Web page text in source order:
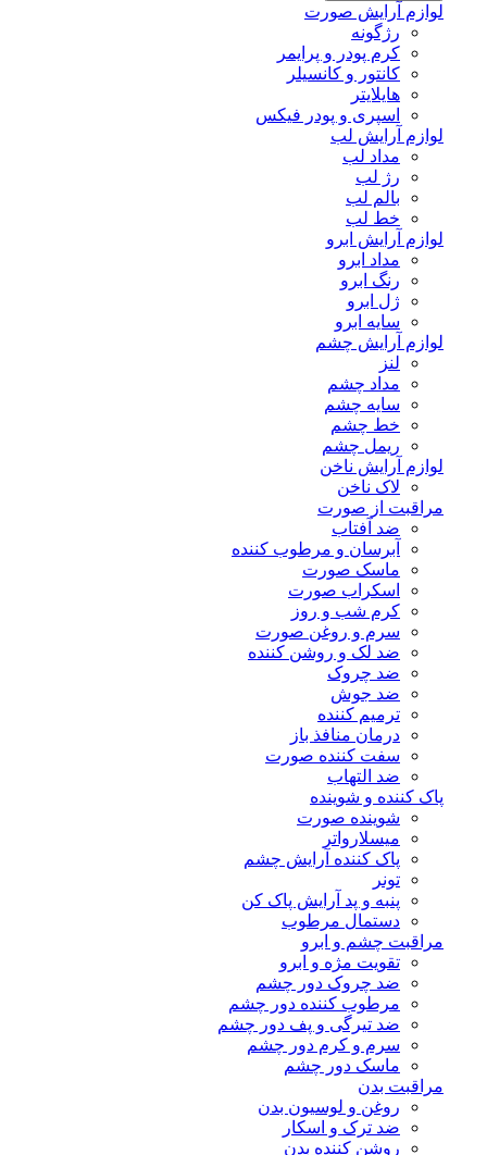
لوازم آرایش صورت
رژگونه
کرم پودر و پرایمر
کانتور و کانسیلر
هایلایتر
اسپری و پودر فیکس
لوازم آرایش لب
مداد لب
رژ لب
بالم لب
خط لب
لوازم آرایش ابرو
مداد ابرو
رنگ ابرو
ژل ابرو
سایه ابرو
لوازم آرایش چشم
لنز
مداد چشم
سایه چشم
خط چشم
ریمل چشم
لوازم آرایش ناخن
لاک ناخن
مراقبت از صورت
ضد آفتاب
آبرسان و مرطوب کننده
ماسک صورت
اسکراب صورت
کرم شب و روز
سرم و روغن صورت
ضد لک و روشن کننده
ضد چروک
ضد جوش
ترمیم کننده
درمان منافذ باز
سفت کننده صورت
ضد التهاب
پاک کننده و شوینده
شوینده صورت
میسلارواتر
پاک کننده آرایش چشم
تونر
پنبه و پد آرایش پاک کن
دستمال مرطوب
مراقبت چشم و ابرو
تقویت مژه و ابرو
ضد چروک دور چشم
مرطوب کننده دور چشم
ضد تیرگی و پف دور چشم
سرم و کرم دور چشم
ماسک دور چشم
مراقبت بدن
روغن و لوسیون بدن
ضد ترک و اسکار
روشن کننده بدن